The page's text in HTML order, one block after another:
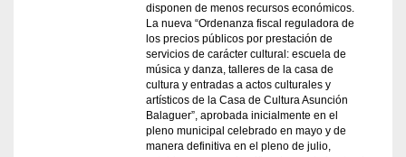
disponen de menos recursos económicos.
La nueva “Ordenanza fiscal reguladora de
los precios públicos por prestación de
servicios de carácter cultural: escuela de
música y danza, talleres de la casa de
cultura y entradas a actos culturales y
artísticos de la Casa de Cultura Asunción
Balaguer”, aprobada inicialmente en el
pleno municipal celebrado en mayo y de
manera definitiva en el pleno de julio,